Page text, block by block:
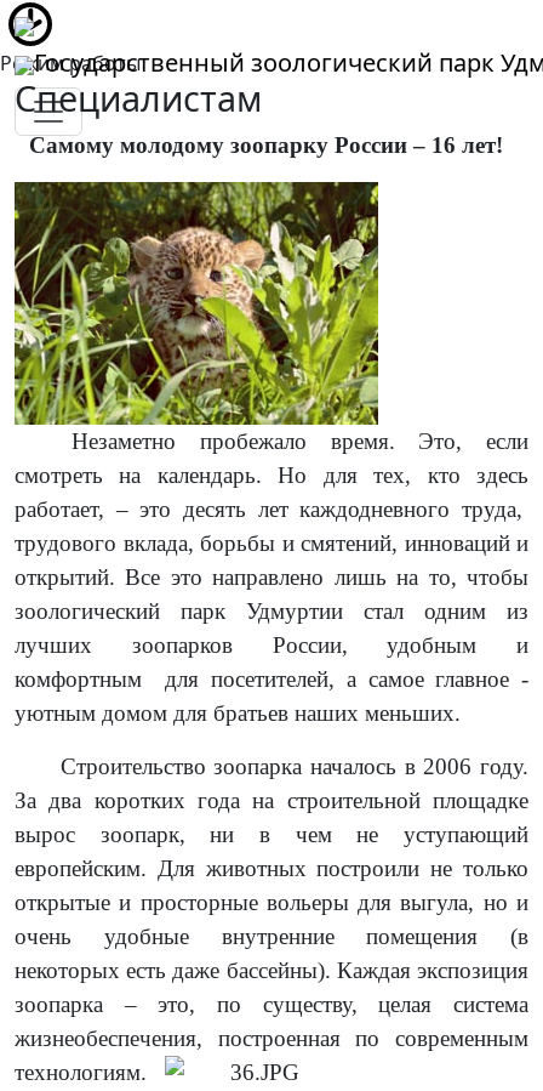
Государственный зоологический парк
Режим работы
Специалистам
Самому молодому зоопарку России – 16 лет!
Незаметно пробежало время. Это, если
смотреть на календарь. Но для тех, кто здесь
работает, – это десять лет каждодневного труда,
трудового вклада, борьбы и смятений, инноваций и
открытий. Все это направлено лишь на то, чтобы
зоологический парк Удмуртии стал одним из
лучших зоопарков России, удобным и
комфортным для посетителей, а самое главное -
уютным домом для братьев наших меньших.
Строительство зоопарка началось в 2006 году.
За два коротких года на строительной площадке
вырос зоопарк, ни в чем не уступающий
европейским. Для животных построили не только
открытые и просторные вольеры для выгула, но и
очень удобные внутренние помещения (в
некоторых есть даже бассейны). Каждая экспозиция
зоопарка – это, по существу, целая система
жизнеобеспечения, построенная по современным
технологиям.